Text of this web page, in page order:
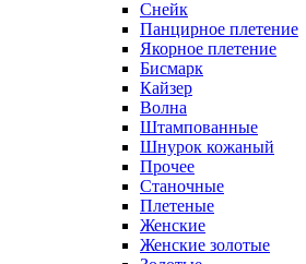
Снейк
Панцирное плетение
Якорное плетение
Бисмарк
Кайзер
Волна
Штампованные
Шнурок кожаный
Прочее
Станочные
Плетеные
Женские
Женские золотые